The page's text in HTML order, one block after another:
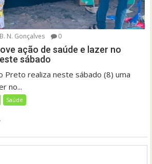
N. Gonçalves 0
ação de saúde e lazer no
sábado
Preto realiza neste sábado (8) uma
no...
Saúde